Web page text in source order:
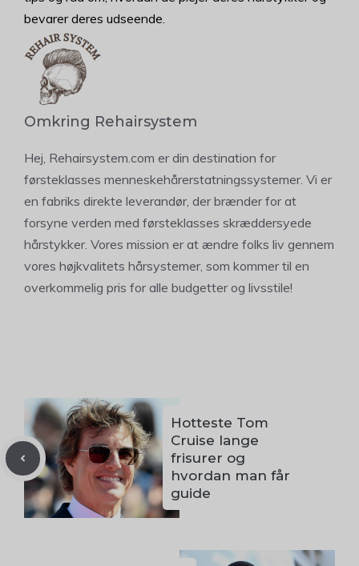
bevarer deres udseende.
Omkring Rehairsystem
Hej, Rehairsystem.com er din destination for
førsteklasses menneskehårerstatningssystemer. Vi er
en fabriks direkte leverandør, der brænder for at
forsyne verden med førsteklasses skræddersyede
hårstykker. Vores mission er at ændre folks liv gennem
vores højkvalitets hårsystemer, som kommer til en
overkommelig pris for alle budgetter og livsstile!
Hotteste Tom
Cruise lange
frisurer og
hvordan man får
guide